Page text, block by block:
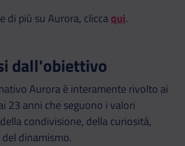
di più su Aurora, cliccaqui.
dall'obiettivo
Aurora è interamente rivolto ai
23 anni che seguono i valori
condivisione, della curiosità,
dinamismo.